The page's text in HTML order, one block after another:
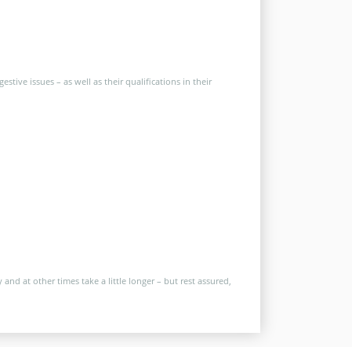
issues – as well as their qualifications in their
at other times take a little longer – but rest assured,